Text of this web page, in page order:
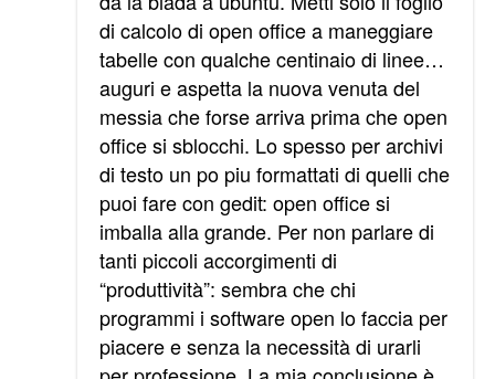
di calcolo di open office a maneggiare
tabelle con qualche centinaio di linee…
auguri e aspetta la nuova venuta del
messia che forse arriva prima che open
office si sblocchi. Lo spesso per archivi
di testo un po piu formattati di quelli che
puoi fare con gedit: open office si
imballa alla grande. Per non parlare di
tanti piccoli accorgimenti di
“produttività”: sembra che chi
programmi i software open lo faccia per
piacere e senza la necessità di urarli